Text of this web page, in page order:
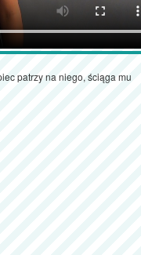
patrzy na niego, ściąga mu